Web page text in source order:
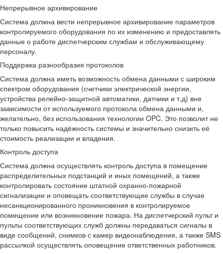
Непрерывное архивирование
Система должна вести непрерывное архивирование параметров
контролируемого оборудования по их изменению и предоставлять
данные о работе диспетчерским службам и обслуживающему
персоналу.
Поддержка разнообразия протоколов
Система должна иметь возможность обмена данными с широким
спектром оборудования (счетчики электрической энергии,
устройства релейно-защитной автоматики, датчики и т.д) вне
зависимости от используемого протокола обмена данными и,
желательно, без использования технологии OPC. Это позволит не
только повысить надёжность системы и значительно снизить её
стоимость реализации и владения.
Контроль доступа
Система должна осуществлять контроль доступа в помещение
распределительных подстанций и иных помещений, а также
контролировать состояние штатной охранно-пожарной
сигнализации и оповещать соответствующие службы в случае
несанкционированного проникновения в контролируемое
помещение или возникновение пожара. На диспетчерский пульт и
пульты соответствующих служб должны передаваться сигналы в
виде сообщений, снимков с камер видеонаблюдения, а также SMS
рассылкой осуществлять оповещение ответственных работников.